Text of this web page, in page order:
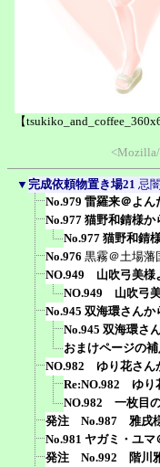
【
<Mozilla/
▼ 完成依頼物置き場21 忌
No.979 雷羅来＠よ
No.977 猫野和錆様か
No.977 猫野和錆
No.976 黒霧＠土場藩
NO.949 山吹弓美様
NO.949 山吹弓
No.945 双海環さんか
No.945 双海環さ
おまけページの補
NO.982 ゆり花さん
Re:NO.982 ゆり
NO.982 一枚目
発注 No.987 雅戌
No.981 ヤガミ・ユ
発注 No.992 階川